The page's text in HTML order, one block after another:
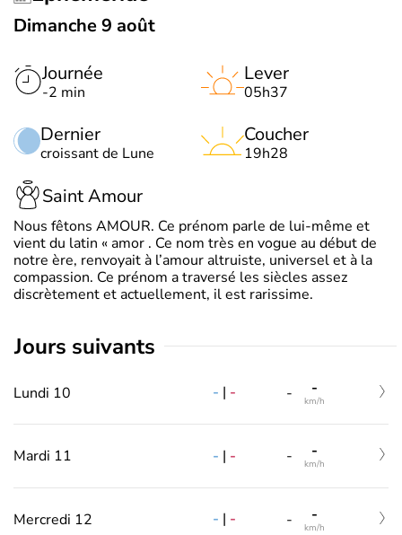
Dimanche 9 août
Journée
-2 min
Dernier
croissant de Lune
Lever
05h37
Coucher
19h28
Saint Amour
Nous fêtons AMOUR. Ce prénom parle de lui-même et
vient du latin « amor . Ce nom très en vogue au début de
notre ère, renvoyait à l’amour altruiste, universel et à la
compassion. Ce prénom a traversé les siècles assez
discrètement et actuellement, il est rarissime.
jours suivants
Lundi 10 - | - - -
km/h
Mardi 11 - | - - -
km/h
Mercredi 12 - | - - -
km/h